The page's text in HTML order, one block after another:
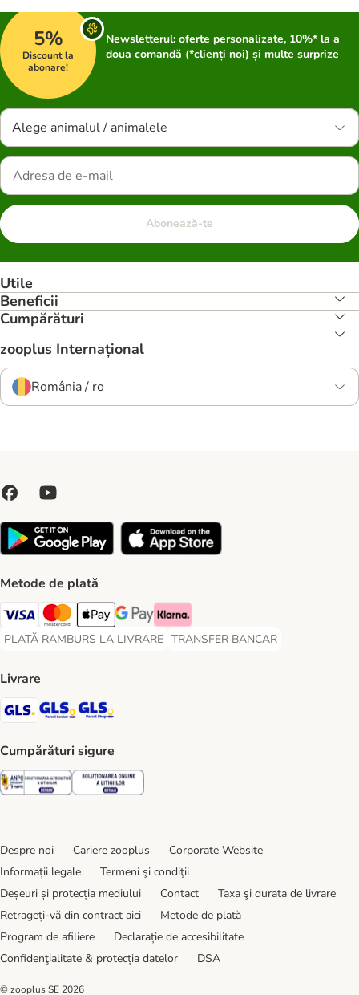
5%
Discount la
abonare!
Newsletterul: oferte personalizate, 10%* la a
doua comandă (*clienți noi) și multe surprize
Alege animalul / animalele
Abonează-te
Utile
Beneficii
Cumpărături
zooplus Internațional
România / ro
Metode de plată
Visa Payment Method
Master Card Payment Method
Apple Pay Payment Method
Google Pay Payment Method
Klarna Payment Method
PLATĂ RAMBURS LA LIVRARE
PLATĂ RAMBURS LA LIVRARE Payment Method
TRANSFER BANCAR
TRANSFER BANCAR Payment
Livrare
GLS Shipping Method
GLS Locker Shipping Method
Cumpărături sigure
Security Security
Despre noi Cariere zooplus
Corporate Website
Informații legale
Termeni şi condiţii
Deșeuri și protecția mediului
Contact
Taxa şi durata de livrare
Retrageți-vă din contract aici
Metode de plată
Program de afiliere
Declarație de accesibilitate
Confidenţialitate & protecția datelor
DSA
© zooplus SE 2026